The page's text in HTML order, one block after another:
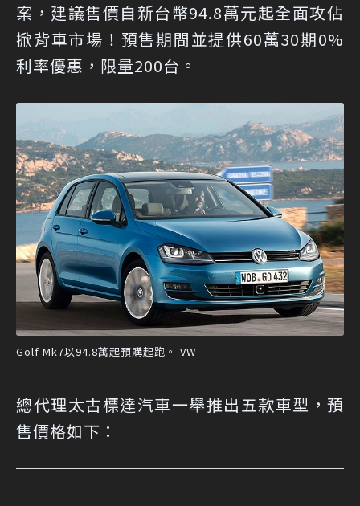
案，建議售價自新台幣94.8萬元起全面攻佔
掀背車市場！預售期間並提供60萬30期0%
利率優惠，限量200台。
Golf Mk7以94.8萬起預購起跑。 VW
總代理太古標達汽車一舉推出五款車型，預
售價格如下：